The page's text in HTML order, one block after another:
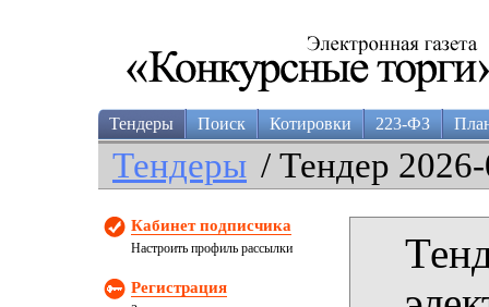
Тендеры Поиск Котировки 223-ФЗ
Тендеры / Тендер
Кабинет подписчика
Настроить профиль рассылки
Регистрация